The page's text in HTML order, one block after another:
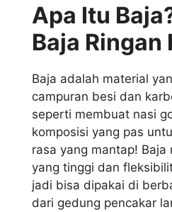
Apa Itu
Baja Ringan
Baja adalah material
campuran besi dan
seperti membuat nasi
komposisi yang pas
rasa yang mantap!
yang tinggi dan
jadi bisa dipakai di
dari gedung pencakar